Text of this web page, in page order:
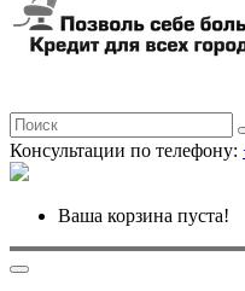
Консультации по телефону:
Ваша корзина пуста!